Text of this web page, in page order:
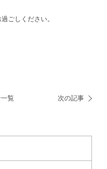
ごしください。
覧 次の記事